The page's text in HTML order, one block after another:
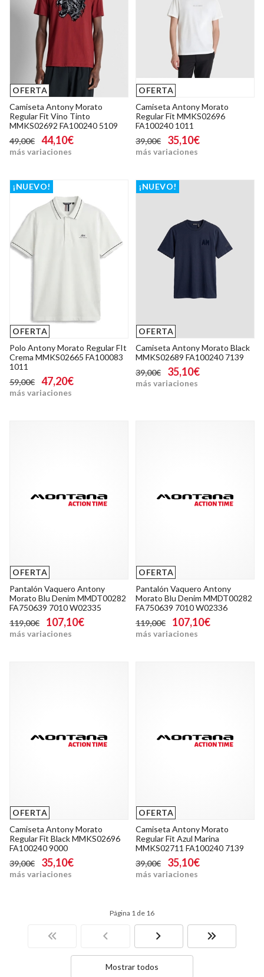
OFERTA
Camiseta Antony Morato
Regular Fit Vino Tinto
MMKS02692 FA100240 5109
49,00€
44,10€
más variaciones
OFERTA
Camiseta Antony Morato
Regular Fit MMKS02696
FA100240 1011
39,00€
35,10€
más variaciones
OFERTA
¡NUEVO!
Polo Antony Morato Regular FIt
Crema MMKS02665 FA100083
1011
59,00€
47,20€
más variaciones
OFERTA
¡NUEVO!
Camiseta Antony Morato Black
MMKS02689 FA100240 7139
39,00€
35,10€
más variaciones
OFERTA
Pantalón Vaquero Antony
Morato Blu Denim MMDT00282
FA750639 7010 W02335
119,00€
107,10€
más variaciones
OFERTA
Pantalón Vaquero Antony
Morato Blu Denim MMDT00282
FA750639 7010 W02336
119,00€
107,10€
más variaciones
OFERTA
Camiseta Antony Morato
Regular Fit Black MMKS02696
FA100240 9000
39,00€
35,10€
más variaciones
OFERTA
Camiseta Antony Morato
Regular Fit Azul Marina
MMKS02711 FA100240 7139
39,00€
35,10€
más variaciones
Página 1 de 16
Mostrar todos